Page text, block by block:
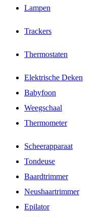
Lampen
Trackers
Thermostaten
Elektrische Deken
Babyfoon
Weegschaal
Thermometer
Scheerapparaat
Tondeuse
Baardtrimmer
Neushaartrimmer
Epilator